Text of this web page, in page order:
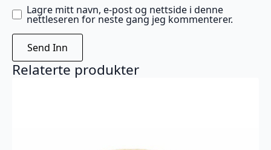
Lagre mitt navn, e-post og nettside i denne
nettleseren for neste gang jeg kommenterer.
Relaterte produkter